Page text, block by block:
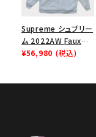
Supreme シュプリー
ム 2022AW Faux
Fur Lined Zip Up
¥56,980 (税込)